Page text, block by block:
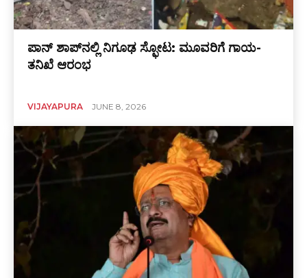
ಪಾನ್ ಶಾಪ್‌ನಲ್ಲಿ ನಿಗೂಢ ಸ್ಫೋಟ: ಮೂವರಿಗೆ ಗಾಯ-
ತನಿಖೆ ಆರಂಭ
VIJAYAPURA JUNE 8, 2026